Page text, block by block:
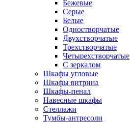
Бежевые
Серые
Белые
Одностворчатые
Двухстворчатые
Трехстворчатые
Четырехстворчатые
С зеркалом
Шкафы угловые
Шкафы витрина
Шкафы-пенал
Навесные шкафы
Стеллажи
Тумбы-антресоли